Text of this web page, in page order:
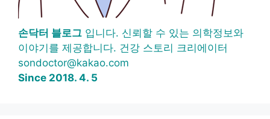
손닥터 블로그 입니다. 신뢰할 수 있는 의학정보와
이야기를 제공합니다. 건강 스토리 크리에이터
sondoctor@kakao.com
Since 2018. 4. 5